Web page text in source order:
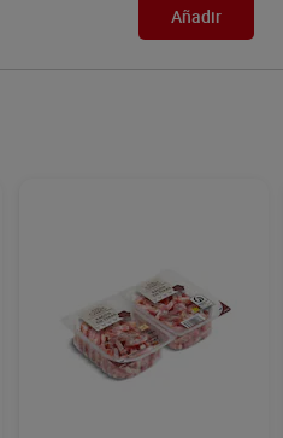
Añadir